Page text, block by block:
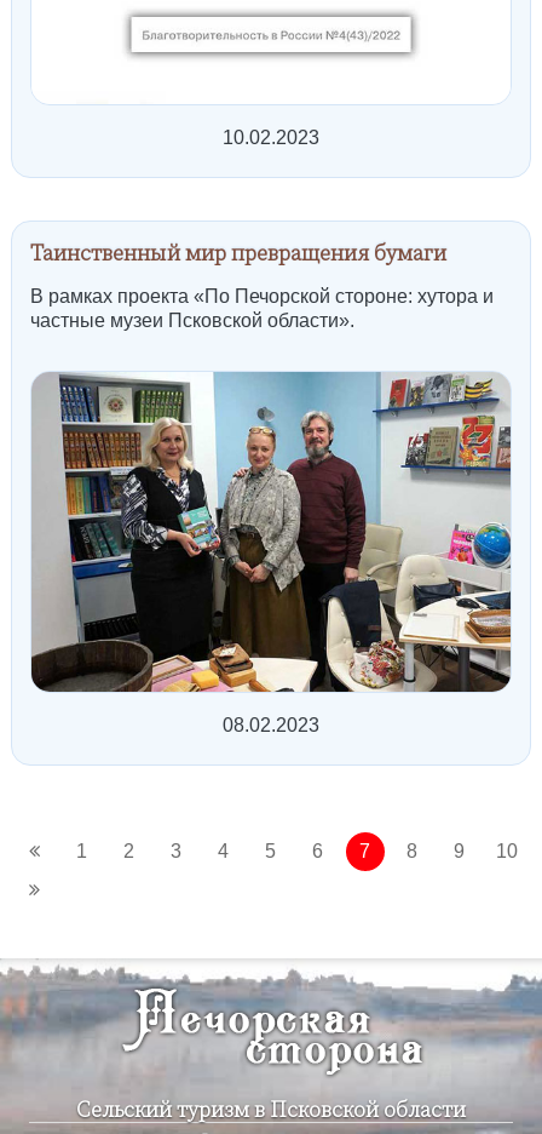
10.02.2023
Таинственный мир превращения бумаги
В рамках проекта «По Печорской стороне: хутора и
частные музеи Псковской области».
08.02.2023
1 2 3 4 5 6 7 8 9 10
Сельский туризм в Псковской области